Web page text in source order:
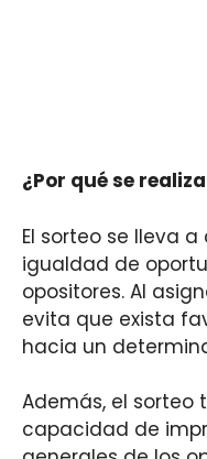
¿Por qué se
El sorteo se lleva
igualdad de
opositores. Al
evita que exista
hacia un
Además, el sorteo
capacidad de